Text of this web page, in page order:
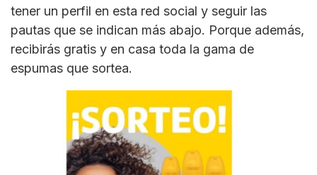
tener un perfil en esta red social y seguir las
pautas que se indican más abajo. Porque además,
recibirás gratis y en casa toda la gama de
espumas que sortea.